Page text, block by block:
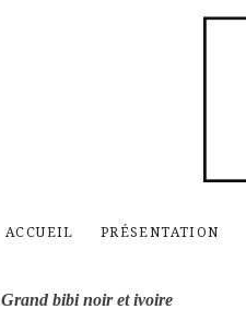
ACCUEIL PRÉSENTATION
Grand bibi noir et ivoire